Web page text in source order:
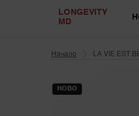
LONGEVITY
MD
Начало
LA VIE EST
НОВО